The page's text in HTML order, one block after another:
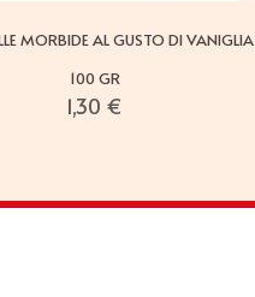
MORBIDE AL GUSTO DI VANIGLIA
100 GR
1,30 €